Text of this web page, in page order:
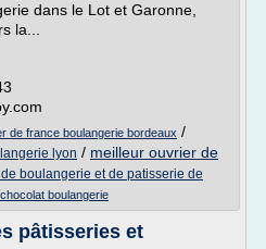
dans le Lot et Garonne,
la...
de france boulangerie bordeaux /
lyon / meilleur ouvrier de
boulangerie et de patisserie de
boulangerie
pâtisseries et